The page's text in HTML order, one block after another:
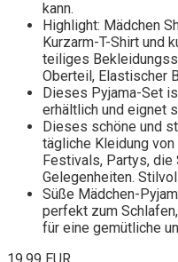
kann.
Highlight: Mädchen
Kurzarm-T-Shirt und
teiliges
Oberteil, Elastischer
Dieses Pyjama-Set
erhältlich und eignet
Dieses schöne und
tägliche Kleidung von
Festivals, Partys, die
Gelegenheiten.
Süße Mädchen-
perfekt zum
für eine gemütliche